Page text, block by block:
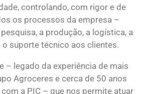
controlando, com rigor e de
os processos da empresa –
a produção, a logística, a
suporte técnico aos clientes.
– legado da experiência de mais
Agroceres e cerca de 50 anos
a PIC – que nos permite atuar